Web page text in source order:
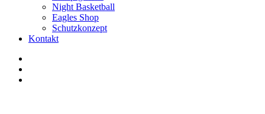
Night Basketball
Eagles Shop
Schutzkonzept
Kontakt